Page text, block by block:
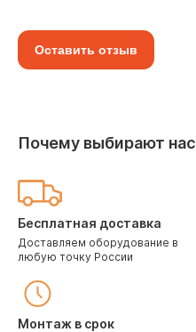
Оставить отзыв
Почему выбирают нас
Бесплатная доставка
Доставляем оборудование в
любую точку России
Монтаж в срок